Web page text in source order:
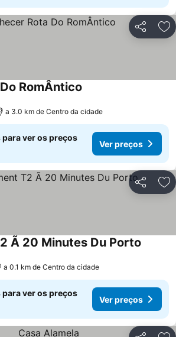
Partilhar
RomÂntico
a 3.0 km de Centro da cidade
para ver os preços
Ver preços
Partilhar
Ã 20 Minutes Du Porto
a 0.1 km de Centro da cidade
para ver os preços
Ver preços